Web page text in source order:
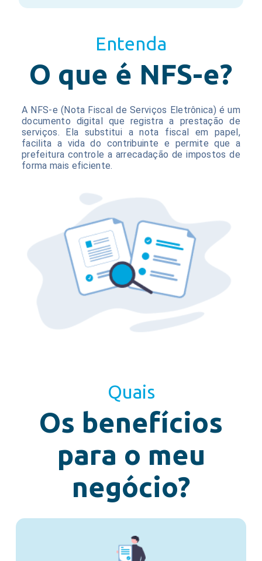
Entenda
O que é NFS-e?
A NFS-e (Nota Fiscal de Serviços Eletrônica) é um
documento digital que registra a prestação de
serviços. Ela substitui a nota fiscal em papel,
facilita a vida do contribuinte e permite que a
prefeitura controle a arrecadação de impostos de
forma mais eficiente.
Quais
Os benefícios
para o meu
negócio?